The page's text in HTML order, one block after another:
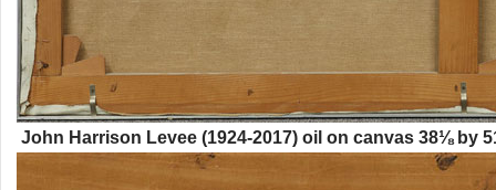
John Harrison Levee (1924-2017) oil on canvas 38⅛ by